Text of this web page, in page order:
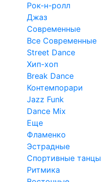
Рок-н-ролл
Джаз
Современные
Все Современные
Street Dance
Хип-хоп
Break Dance
Контемпорари
Jazz Funk
Dance Mix
Еще
Фламенко
Эстрадные
Спортивные танцы
Ритмика